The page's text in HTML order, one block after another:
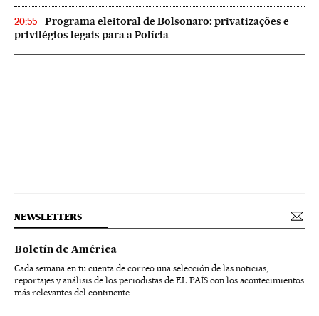
20:55
Programa eleitoral de Bolsonaro: privatizações e
privilégios legais para a Polícia
NEWSLETTERS
Boletín de América
Cada semana en tu cuenta de correo una selección de las noticias,
reportajes y análisis de los periodistas de EL PAÍS con los acontecimientos
más relevantes del continente.